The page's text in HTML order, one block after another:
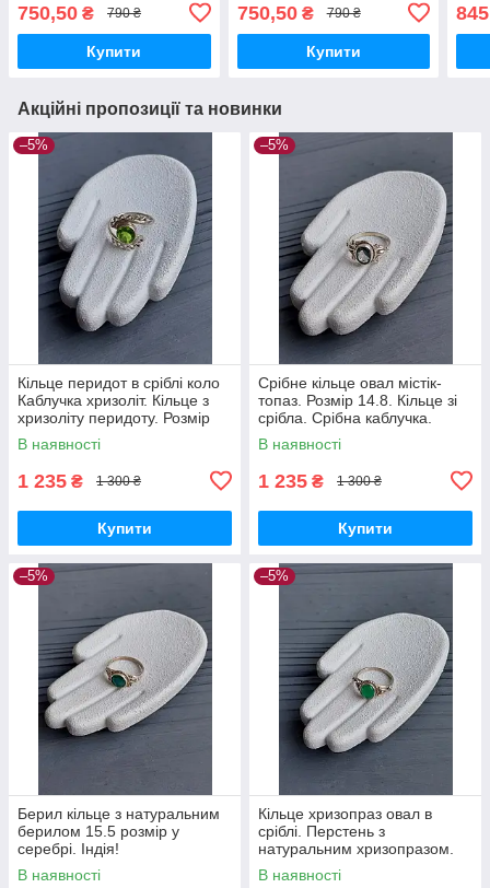
750,50 ₴ 790 ₴
Купити
750,50₴ 790 ₴
Купити
Акційні пропозиції та новинки
–5%
Кільце перидот в сріблі коло
Каблучка хризоліт. Кільце з
хризоліту перидоту. Розмір
16. Індія!
В наявності
1 235 ₴ 1 300 ₴
Купити
–5%
Срібне кільце овал містік-
топаз. Розмір 14.8. Кільце зі
срібла. Срібна каблучка.
Містік топаз. Індія!
В наявності
1 235 ₴ 1 300 ₴
Купити
–5%
Берил кільце з натуральним
берилом 15.5 розмір у
серебрі. Індія!
В наявності
–5%
Кільце хризопраз овал в
сріблі. Перстень з
натуральним хризопразом.
Розмір 15.5. Індія.
В наявності